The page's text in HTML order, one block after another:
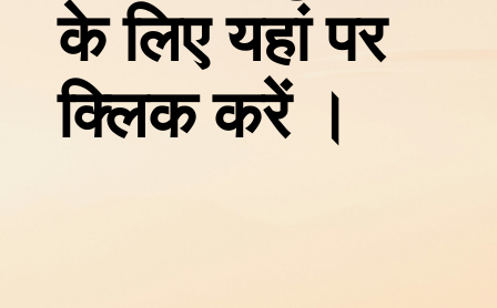
के लिए यहां पर
क्लिक करें ।